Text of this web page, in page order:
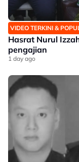
VIDEO TERKINI &
Hasrat Nurul
pengajian
1 day ago